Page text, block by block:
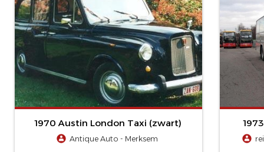
1970 Austin London Taxi (zwart)
Antique Auto - Merksem